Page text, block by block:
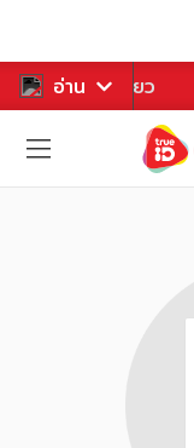
อ่าน
หาร ท่องเที่ยว